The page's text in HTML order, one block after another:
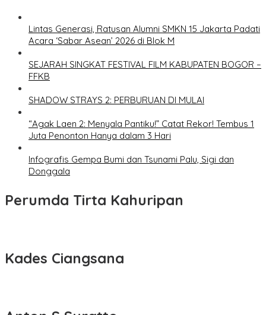
Lintas Generasi, Ratusan Alumni SMKN 15 Jakarta Padati
Acara ‘Sabar Asean’ 2026 di Blok M
SEJARAH SINGKAT FESTIVAL FILM KABUPATEN BOGOR –
FFKB
SHADOW STRAYS 2: PERBURUAN DI MULAI
“Agak Laen 2: Menyala Pantiku!” Catat Rekor! Tembus 1
Juta Penonton Hanya dalam 3 Hari
Infografis Gempa Bumi dan Tsunami Palu, Sigi dan
Donggala
Perumda Tirta Kahuripan
Kades Ciangsana